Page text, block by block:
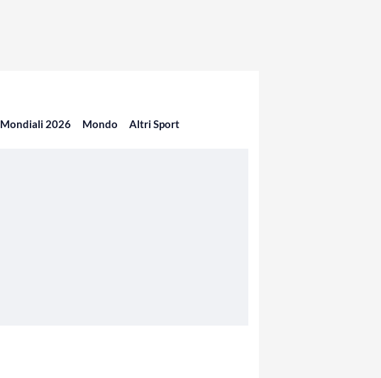
Mondiali 2026 Mondo Altri Sport